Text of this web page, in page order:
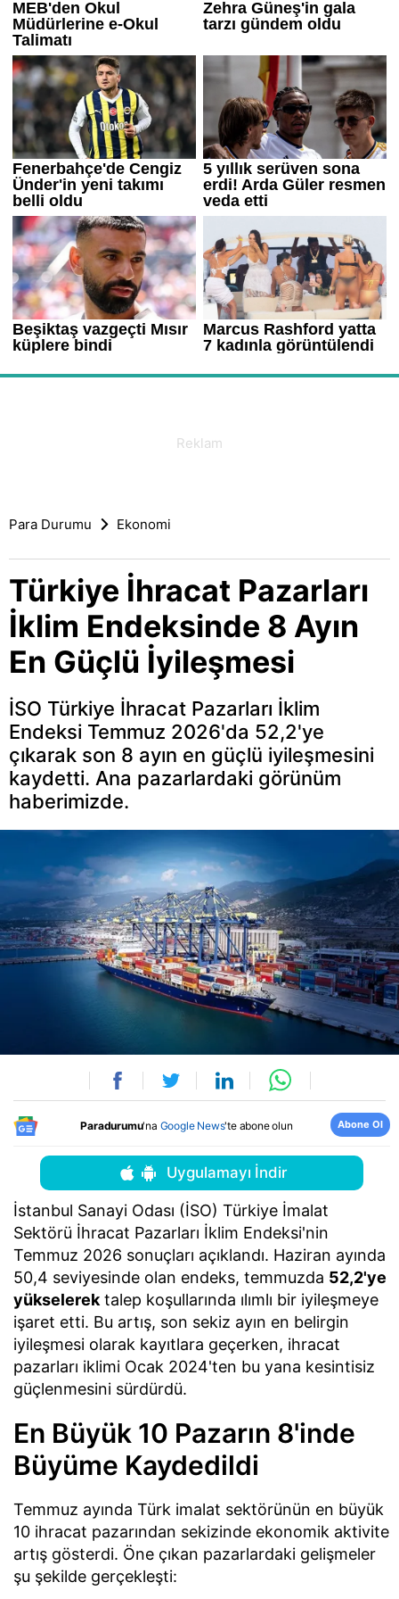
Para Durumu Ekonomi
Türkiye İhracat Pazarları
İklim Endeksinde 8 Ayın
En Güçlü İyileşmesi
İSO Türkiye İhracat Pazarları İklim
Endeksi Temmuz 2026'da 52,2'ye
çıkarak son 8 ayın en güçlü iyileşmesini
kaydetti. Ana pazarlardaki görünüm
haberimizde.
Paradurumu'na Google News'te abone olun Abone Ol
Uygulamayı İndir
İstanbul Sanayi Odası (İSO) Türkiye İmalat
Sektörü İhracat Pazarları İklim Endeksi'nin
Temmuz 2026 sonuçları açıklandı. Haziran ayında
50,4 seviyesinde olan endeks, temmuzda 52,2'ye
yükselerek talep koşullarında ılımlı bir iyileşmeye
işaret etti. Bu artış, son sekiz ayın en belirgin
iyileşmesi olarak kayıtlara geçerken, ihracat
pazarları iklimi Ocak 2024'ten bu yana kesintisiz
güçlenmesini sürdürdü.
En Büyük 10 Pazarın 8'inde
Büyüme Kaydedildi
Temmuz ayında Türk imalat sektörünün en büyük
10 ihracat pazarından sekizinde ekonomik aktivite
artış gösterdi. Öne çıkan pazarlardaki gelişmeler
şu şekilde gerçekleşti: